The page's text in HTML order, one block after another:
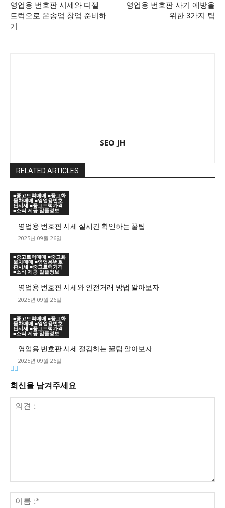
영업용 번호판 시세와 디젤
트럭으로 운송업 창업 준비하
기
영업용 번호판 사기 예방을
위한 3가지 팁
SEO JH
RELATED ARTICLES
■중고트럭매매 ■중고화
물차매매 ■영업용번호
판시세 ■중고트럭가격
■소식 제공 알뜰정보
영업용 번호판 시세 실시간 확인하는 꿀팁
2025년 09월 26일
■중고트럭매매 ■중고화
물차매매 ■영업용번호
판시세 ■중고트럭가격
■소식 제공 알뜰정보
영업용 번호판 시세와 안전거래 방법 알아보자
2025년 09월 26일
■중고트럭매매 ■중고화
물차매매 ■영업용번호
판시세 ■중고트럭가격
■소식 제공 알뜰정보
영업용 번호판 시세 절감하는 꿀팁 알아보자
2025년 09월 26일
회신을 남겨주세요
견